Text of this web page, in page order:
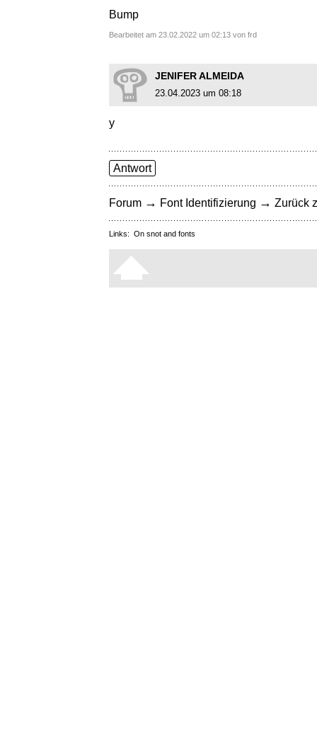
Bump
Bearbeitet am 23.02.2022 um 02:13 von frd
JENIFER ALMEIDA
23.04.2023 um 08:18
y
Antwort
Forum → Font Identifizierung → Zurück
Links: On snot and fonts